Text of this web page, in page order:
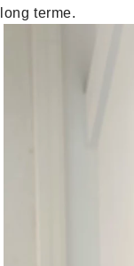
long terme.